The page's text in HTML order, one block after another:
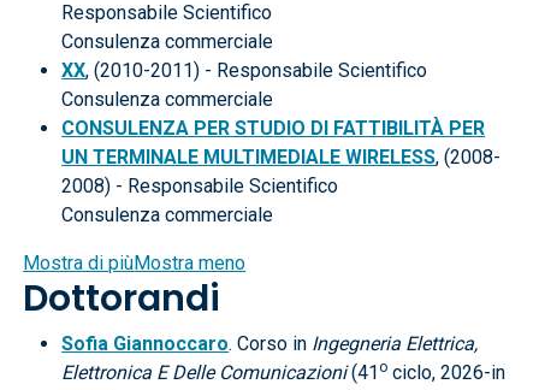
Responsabile Scientifico
Consulenza commerciale
XX, (2010-2011) - Responsabile Scientifico
Consulenza commerciale
CONSULENZA PER STUDIO DI FATTIBILITÀ PER
UN TERMINALE MULTIMEDIALE WIRELESS, (2008-
2008) - Responsabile Scientifico
Consulenza commerciale
Mostra di piùMostra meno
Dottorandi
Sofia Giannoccaro. Corso in Ingegneria Elettrica,
Elettronica E Delle Comunicazioni(41o ciclo, 2026-in